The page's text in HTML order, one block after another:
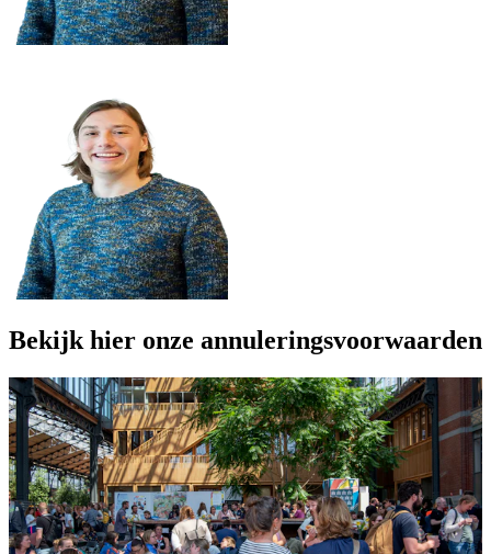
Bekijk hier onze annuleringsvoorwaarden